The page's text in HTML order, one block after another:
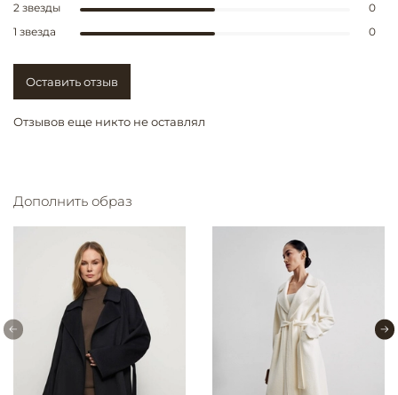
Отзывов еще никто не оставлял
2 звезды
0
1 звезда
0
Оставить отзыв
Дополнить образ